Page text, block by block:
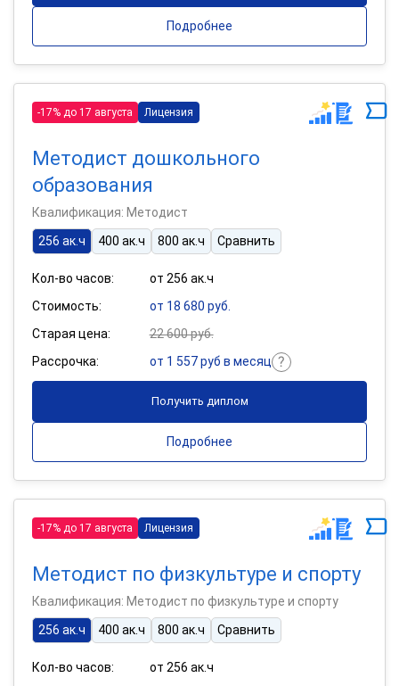
Подробнее
-17% до 17 августа Лицензия
Методист дошкольного
образования
Квалификация: Методист
256 ак.ч
400 ак.ч 800 ак.ч Сравнить
Кол-во часов:
от 256 ак.ч
Стоимость:
от 18 680 руб.
Старая цена:
22 600 руб.
Рассрочка:
от 1 557 руб в месяц
Получить диплом
Подробнее
-17% до 17 августа Лицензия
Методист по физкультуре и спорту
Квалификация: Методист по физкультуре и спорту
256 ак.ч
400 ак.ч 800 ак.ч Сравнить
Кол-во часов: от 256 ак.ч